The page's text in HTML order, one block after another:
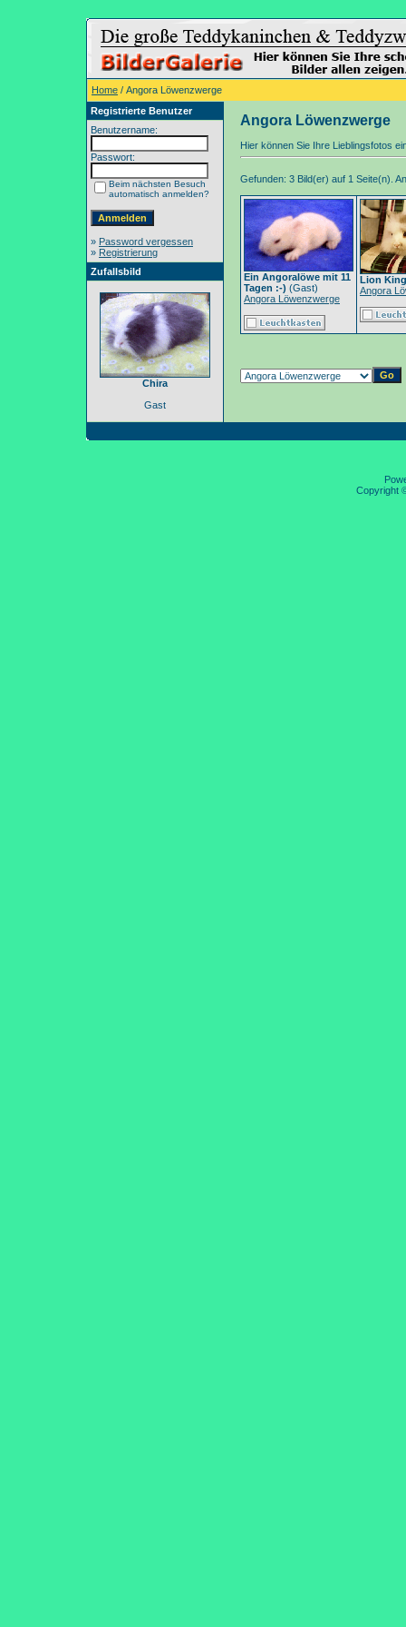
Home / Angora Löwenzwerge
Registrierte Benutzer
Benutzername:
Passwort:
Beim nächsten Besuch
automatisch anmelden?
» Password vergessen
» Registrierung
Zufallsbild
Chira
Gast
Angora Löwenzwerge
Hier können Sie Ihre Lieblingsfotos
Gefunden: 3 Bild(er) auf 1 Seite(n).
Ein Angoralöwe mit 11
Tagen :-) (Gast)
Angora Löwenzwerge
Lion
Angora
Copyright